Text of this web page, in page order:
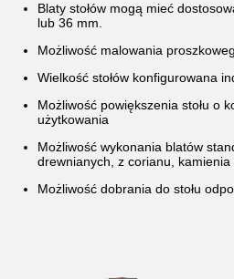
Blaty stołów mogą mieć
lub 36 mm.
Możliwość malowania
Wielkość stołów konfigurowana
Możliwość powiększenia stołu o
użytkowania
Możliwość wykonania blatów
drewnianych, z corianu, kamienia
Możliwość dobrania do stołu